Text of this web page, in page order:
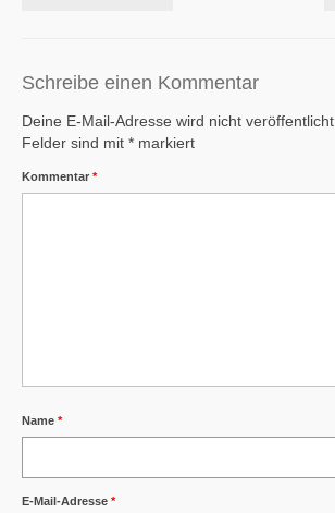
Schreibe einen Kommentar
Deine E-Mail-Adresse wird nicht veröffentlicht.
Felder sind mit * markiert
Kommentar *
Name *
E-Mail-Adresse *